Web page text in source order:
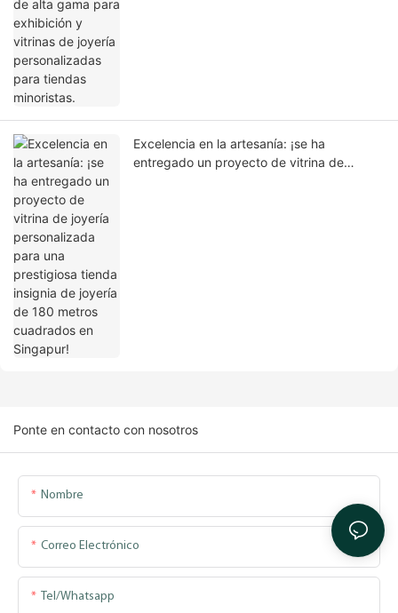
Excelencia en la artesanía: ¡se ha
entregado un proyecto de vitrina de
Ponte en contacto con nosotros
Nombre
Correo Electrónico
Tel/whatsapp